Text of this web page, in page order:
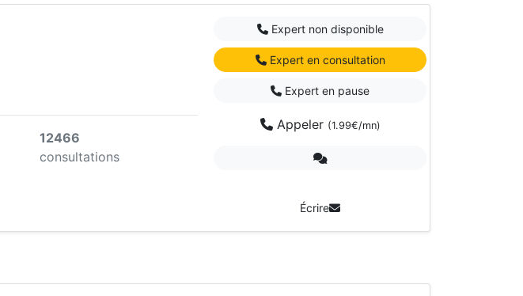
12466
consultations
Expert non disponible
Expert en consultation
Expert en pause
Appeler (1.99€/mn)
Écrire